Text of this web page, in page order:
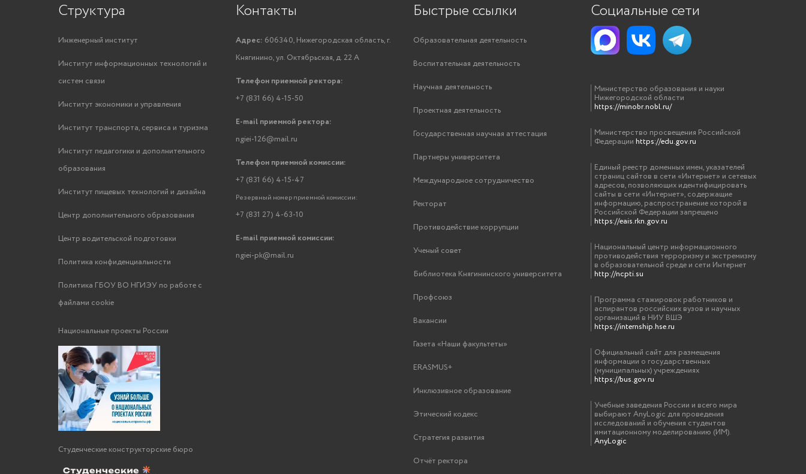
Структура
Инженерный институт
Институт информационных технологий и
систем связи
Институт экономики и управления
Институт транспорта, сервиса и туризма
Институт педагогики и дополнительного
образования
Институт пищевых технологий и дизайна
Центр дополнительного образования
Центр водительской подготовки
Политика конфиденциальности
Политика ГБОУ ВО НГИЭУ по работе с
файлами cookie
Национальные проекты России
Студенческие конструкторские бюро
Контакты
Адрес: 606340, Нижегородская область, г.
Княгинино, ул. Октябрьская, д. 22 А
Телефон приемной ректора:
+7 (831 66) 4-15-50
E-mail приемной ректора:
ngiei-126@mail.ru
Телефон приемной комиссии:
+7 (831 66) 4-15-47
Резервный номер приемной комиссии:
+7 (831 27) 4-63-10
E-mail приемной комиссии:
ngiei-pk@mail.ru
Быстрые ссылки
Образовательная деятельность
Воспитательная деятельность
Научная деятельность
Проектная деятельность
Государственная научная аттестация
Партнеры университета
Международное сотрудничество
Ректорат
Противодействие коррупции
Ученый совет
Библиотека Княгининского университета
Профсоюз
Вакансии
Газета «Наши факультеты»
ERASMUS+
Инклюзивное образование
Этический кодекс
Стратегия развития
Отчёт ректора
Социальные сети
Министерство образования и науки
Нижегородской области
https://minobr.nobl.ru/
Министерство просвещения Российской
Федерации https://edu.gov.ru
Единый реестр доменных имен, указателей
страниц сайтов в сети «Интернет» и сетевых
адресов, позволяющих идентифицировать
сайты в сети «Интернет», содержащие
информацию, распространение которой в
Российской Федерации запрещено
https://eais.rkn.gov.ru
Национальный центр информационного
противодействия терроризму и экстремизму
в образовательной среде и сети Интернет
http://ncpti.su
Программа стажировок работников и
аспирантов российских вузов и научных
организаций в НИУ ВШЭ
https://internship.hse.ru
Официальный сайт для размещения
информации о государственных
(муниципальных) учреждениях
https://bus.gov.ru
Учебные заведения России и всего мира
выбирают AnyLogic для проведения
исследований и обучения студентов
имитационному моделированию (ИМ).
AnyLogic